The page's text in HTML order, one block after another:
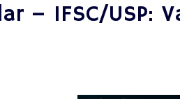
– IFSC/USP: